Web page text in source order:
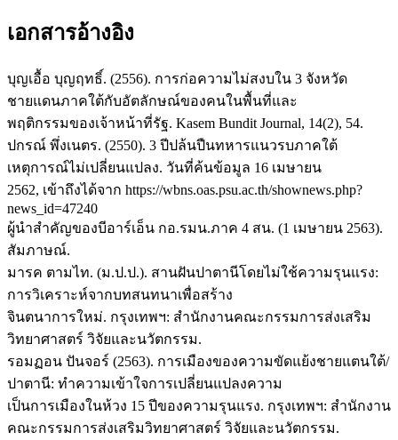
เอกสารอ้างอิง
บุญเอื้อ บุญฤทธิ์. (2556). การก่อความไม่สงบใน 3 จังหวัด
ชายแดนภาคใต้กับอัตลักษณ์ของคนในพื้นที่และ
พฤติกรรมของเจ้าหน้าที่รัฐ. Kasem Bundit Journal, 14(2), 54.
ปกรณ์ พึ่งเนตร. (2550). 3 ปีปล้นปืนทหารแนวรบภาคใต้
เหตุการณ์ไม่เปลี่ยนแปลง. วันที่ค้นข้อมูล 16 เมษายน
2562, เข้าถึงได้จาก https://wbns.oas.psu.ac.th/shownews.php?
news_id=47240
ผู้นำสำคัญของบีอาร์เอ็น กอ.รมน.ภาค 4 สน. (1 เมษายน 2563).
สัมภาษณ์.
มารค ตามไท. (ม.ป.ป.). สานฝันปาตานีโดยไม่ใช้ความรุนแรง:
การวิเคราะห์จากบทสนทนาเพื่อสร้าง
จินตนาการใหม่. กรุงเทพฯ: สำนักงานคณะกรรมการส่งเสริม
วิทยาศาสตร์ วิจัยและนวัตกรรม.
รอมฏอน ปันจอร์ (2563). การเมืองของความขัดแย้งชายแตนใต้/
ปาตานี: ทำความเข้าใจการเปลี่ยนแปลงความ
เป็นการเมืองในห้วง 15 ปีของความรุนแรง. กรุงเทพฯ: สำนักงาน
คณะกรรมการส่งเสริมวิทยาศาสตร์ วิจัยและนวัตกรรม.